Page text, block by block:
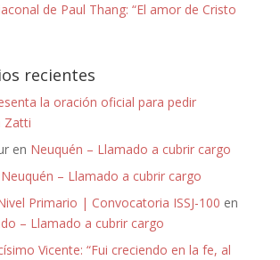
de Paul Thang: “El amor de Cristo
recientes
la oración oficial para pedir
Zatti
en Neuquén – Llamado a cubrir cargo
Neuquén – Llamado a cubrir cargo
Primario | Convocatoria ISSJ-100 en
– Llamado a cubrir cargo
Vicente: “Fui creciendo en la fe, al